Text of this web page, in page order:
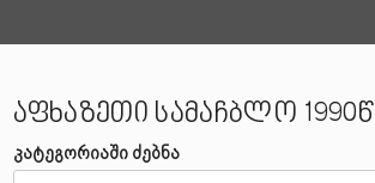
აფხაზეთი სამაჩბლო
კატეგორიაში ძებნა